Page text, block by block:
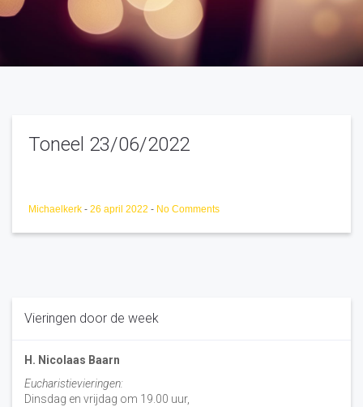
Toneel 23/06/2022
Michaelkerk - 26 april 2022 - No Comments
Vieringen door de week
H. Nicolaas Baarn
Eucharistievieringen:
Dinsdag en vrijdag om 19.00 uur,